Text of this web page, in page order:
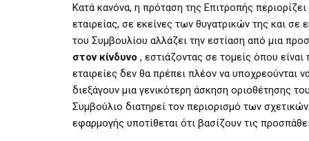
Κατά κανόνα, η πρόταση της Επιτροπής
εταιρείας, σε εκείνες των θυγατρικών της και
του Συμβουλίου αλλάζει την εστίαση από μια
στον κίνδυνο , εστιάζοντας σε τομείς όπου
εταιρείες δεν θα πρέπει πλέον να υποχρεούνται
διεξάγουν μια γενικότερη άσκηση οριοθέτησης
Συμβούλιο διατηρεί τον περιορισμό των
εφαρμογής υποτίθεται ότι βασίζουν τις